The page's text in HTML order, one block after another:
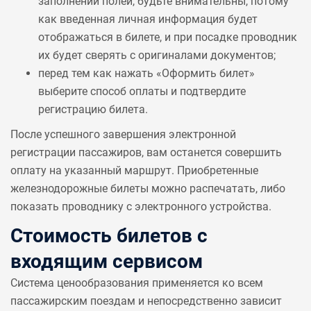
как введенная личная информация будет
отображаться в билете, и при посадке проводник
их будет сверять с оригиналами документов;
перед тем как нажать «Оформить билет»
выберите способ оплаты и подтвердите
регистрацию билета.
После успешного завершения электронной
регистрации пассажиров, вам останется совершить
оплату на указанный маршрут. Приобретенные
железнодорожные билеты можно распечатать, либо
показать проводнику с электронного устройства.
Стоимость билетов с
входящим сервисом
Система ценообразования применяется ко всем
пассажирским поездам и непосредственно зависит